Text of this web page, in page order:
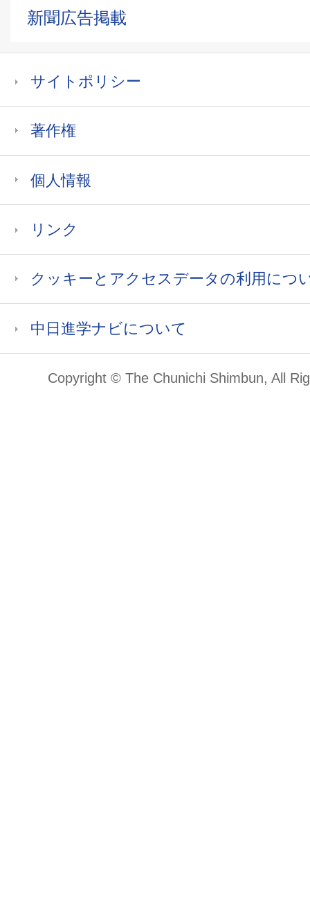
新聞広告掲載
サイトポリシー
著作権
個人情報
リンク
クッキーとアクセスデータの利用につ
中日進学ナビについて
Copyright © The Chunichi Shimbun, All